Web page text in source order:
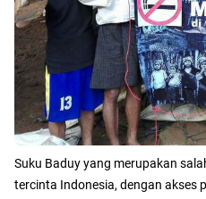
Suku Baduy yang merupakan
tercinta Indonesia, dengan akses